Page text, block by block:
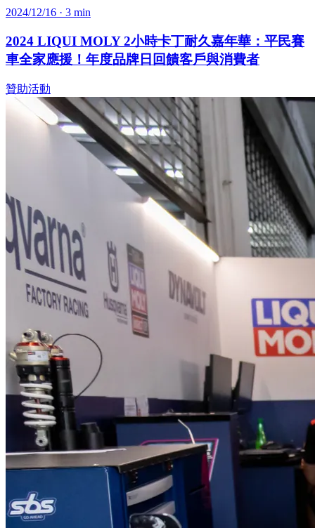
2024/12/16 · 3 min
2024 LIQUI MOLY 2小時卡丁耐久嘉年華：平民賽
車全家應援！年度品牌日回饋客戶與消費者
贊助活動